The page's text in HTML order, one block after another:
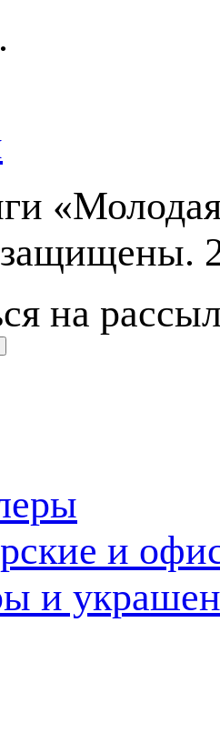
защищены.
на
и
и